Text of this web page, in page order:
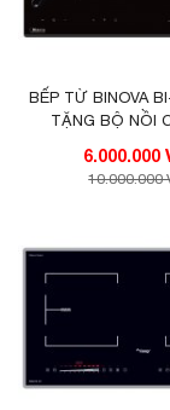
BẾP TỪ BINOVA
TẶNG BỘ NỒI
10.000.000